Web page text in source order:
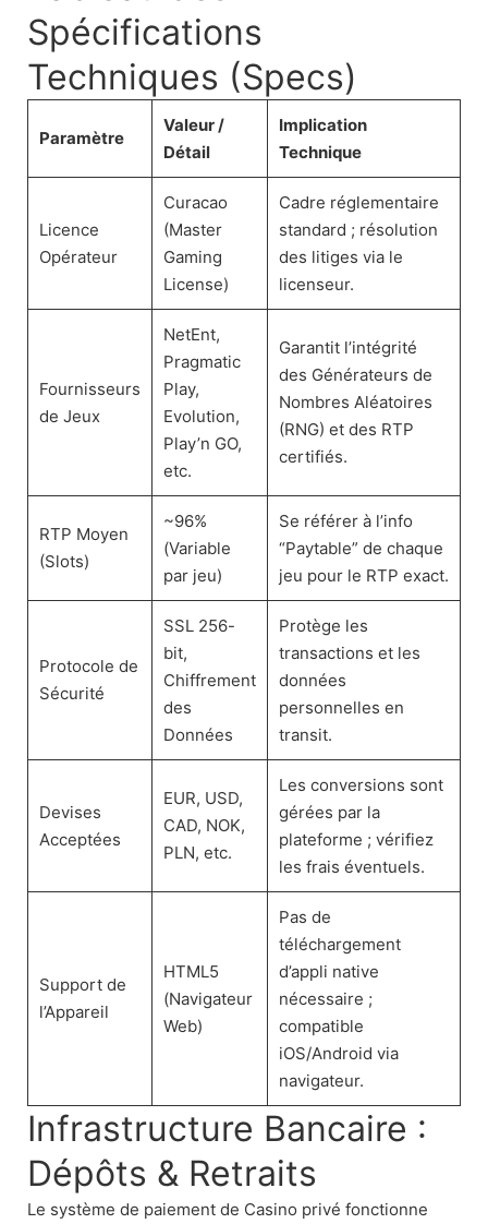
Spécifications
Techniques (Specs)
Paramètre
Valeur /
Détail
Implication
Technique
Licence
Opérateur
Curacao
(Master
Gaming
License)
Cadre réglementaire
standard ; résolution
des litiges via le
licenseur.
Fournisseurs
de Jeux
NetEnt,
Pragmatic
Play,
Evolution,
Play’n GO,
etc.
Garantit l’intégrité
des Générateurs de
Nombres Aléatoires
(RNG) et des RTP
certifiés.
RTP Moyen
(Slots)
~96%
(Variable
par jeu)
Se référer à l’info
“Paytable” de chaque
jeu pour le RTP exact.
Protocole de
Sécurité
SSL 256-
bit,
Chiffrement
des
Données
Protège les
transactions et les
données
personnelles en
transit.
Devises
Acceptées
EUR, USD,
CAD, NOK,
PLN, etc.
Les conversions sont
gérées par la
plateforme ; vérifiez
les frais éventuels.
Support de
l’Appareil
HTML5
(Navigateur
Web)
Pas de
téléchargement
d’appli native
nécessaire ;
compatible
iOS/Android via
navigateur.
Infrastructure Bancaire :
Dépôts & Retraits
Le système de paiement de Casino privé fonctionne